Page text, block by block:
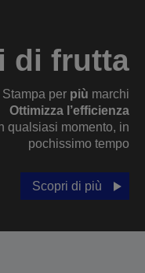
di frutta
Stampa per più marchi
Ottimizza l’efficienza
qualsiasi momento, in
pochissimo tempo
Scopri di più